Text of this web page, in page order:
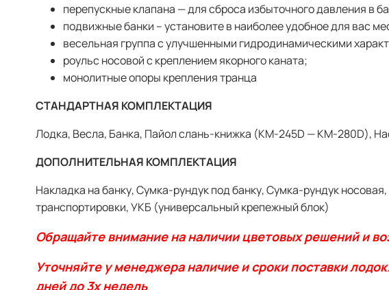
перепускные клапана — для сброса избыточного давления в
подвижные банки – установите в наиболее удобное для вас
весельная группа с улучшенными гидродинамическими
роульс носовой с креплением якорного каната;
монолитные опоры крепления транца
СТАНДАРТНАЯ КОМПЛЕКТАЦИЯ
Лодка, Весла, Банка, Пайол слань-книжка (КМ-245D — KM-280D),
ДОПОЛНИТЕЛЬНАЯ КОМПЛЕКТАЦИЯ
Накладка на банку, Сумка-рундук под банку, Сумка-рундук
транспортировки, УКБ (универсальный крепежный блок)
Обращайте внимание на наличии цветовых решений и
Уточняйтеу менеджера наличие и сроки поставки
дней до 3х недель